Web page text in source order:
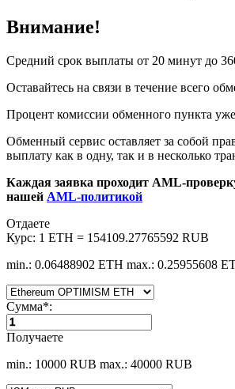
Внимание!
Средний срок выплаты от 20 минут до
Оставайтесь на связи в течение всего
Процент комиссии обменного пункта
Обменный сервис оставляет за собой
выплату как в одну, так и в несколько
Каждая заявка проходит AML-
нашей AML-политикой
Отдаете
Курс: 1 ETH = 154109.27765592 RUB
min.: 0.06488902 ETH max.: 0.25955608
Сумма*:
Получаете
min.: 10000 RUB max.: 40000 RUB